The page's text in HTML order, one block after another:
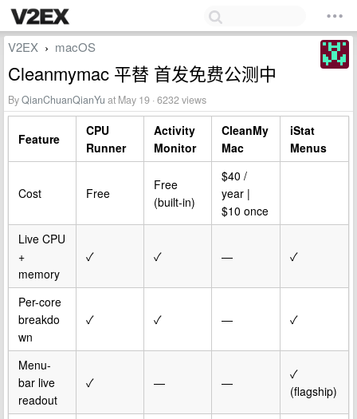
V2EX › macOS
Cleanmymac 平替 首发免费公测中
ByQianChuanQianYu at May 19 · 6232 views
Feature
CPU
Runner
Activity
Monitor
CleanMy
Mac
iStat
Menus
Cost Free
Free
(built-in)
$40 /
year |
$10 once
Live CPU
+
memory
✓ ✓ — ✓
Per-core
breakdo
wn
✓ ✓ — ✓
Menu-
bar live
readout
✓ — —
✓
(flagship)